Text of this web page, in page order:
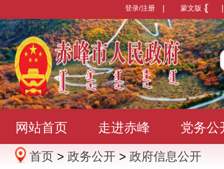
蒙文版
登录/注册
网站首页 走进赤峰 党务公
办事服务 政民互动 数据发
首页 > 政务公开 > 政府信息公开